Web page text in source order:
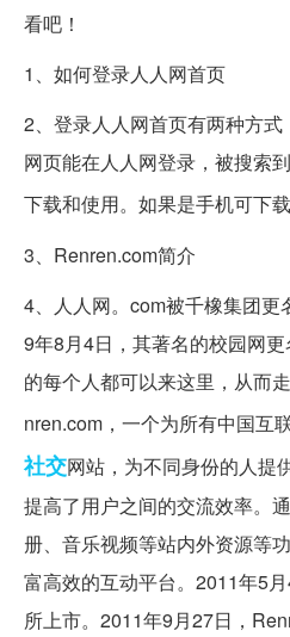
看吧！
1、如何登录人人网首页
2、登录人人网首页有两种方
网页能在人人网登录，被搜索
下载和使用。如果是手机可下
3、Renren.com简介
4、人人网。com被千橡集团更
9年8月4日，其著名的校园网
的每个人都可以来这里，从而
nren.com，一个为所有中国互
社交网站，为不同身份的人提
提高了用户之间的交流效率。
册、音乐视频等站内外资源等
富高效的互动平台。2011年5
所上市。2011年9月27日，